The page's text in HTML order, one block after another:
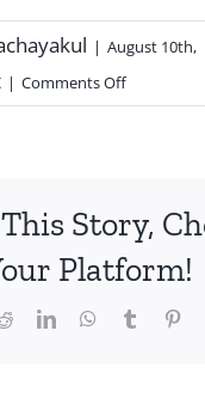
| August 10th,
| Comments Off
Story,
Platform!